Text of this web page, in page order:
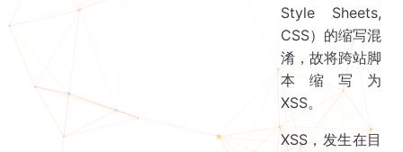
Style Sheets,
CSS）的缩写混
淆，故将跨站脚
本缩写为
XSS。
XSS，发生在目